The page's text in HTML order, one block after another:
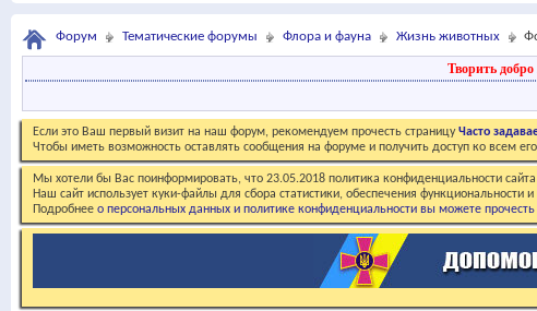
Форум Тематические форумы Флора и фауна Жизнь животных
Творить добро
Если это Ваш первый визит на наш форум, рекомендуем прочесть страницуЧасто
Чтобы иметь возможность оставлять сообщения на форуме и получить доступ ко всем
Мы хотели бы Вас поинформировать, что 23.05.2018 политика конфиденциальности
Наш сайт использует куки-файлы для сбора статистики, обеспечения
Подробнее о персональных данных и политике конфиденциальности вы можете прочесть